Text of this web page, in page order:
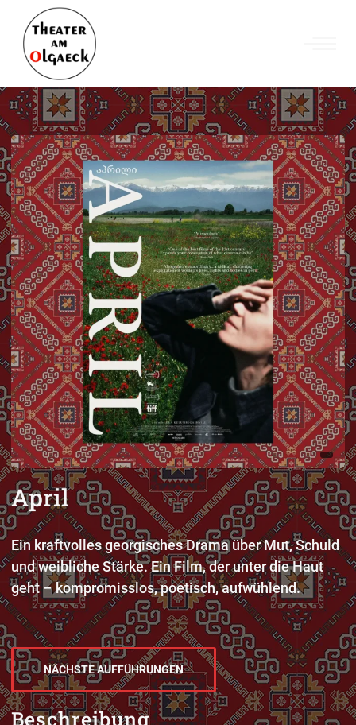
April
Ein kraftvolles georgisches Drama über Mut, Schuld
und weibliche Stärke. Ein Film, der unter die Haut
geht – kompromisslos, poetisch, aufwühlend.
NÄCHSTE AUFFÜHRUNGEN
Beschreibung